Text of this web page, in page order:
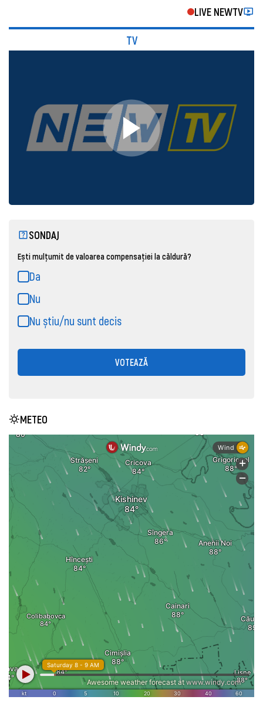
LIVE NEWTV
TV
SONDAJ
Ești mulțumit de valoarea compensației la căldură?
Da
Nu
Nu știu/nu sunt decis
VOTEAZĂ
METEO